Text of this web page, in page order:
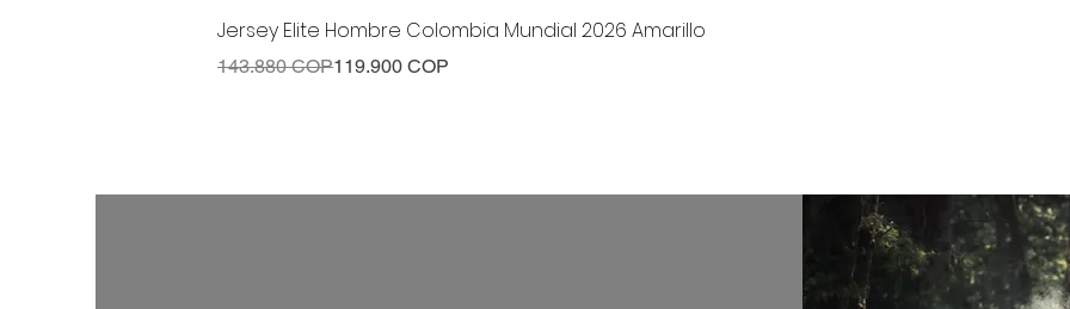
Jersey Elite Hombre Colombia Mundial 2026 Amarillo
Precio
143.880 COP
Precio de oferta119.900 COP